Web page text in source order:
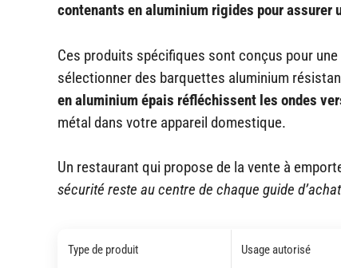
contenants en aluminium rigides pour assurer
Ces produits spécifiques sont conçus pour
sélectionner des barquettes aluminium
en aluminium épais réfléchissent les ondes
métal dans votre appareil domestique.
Un restaurant qui propose de la vente à
sécurité reste au centre de chaque guide
Type de produit Usage autorisé